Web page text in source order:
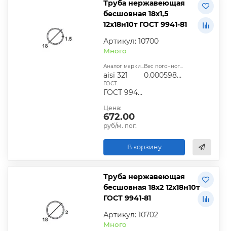
Труба нержавеющая
бесшовная 18х1,5
12х18н10т ГОСТ 9941-81
Артикул: 10700
Много
Аналог марки стали:
aisi 321
Вес погонного метра, т.:
0.0005987025
ГОСТ:
ГОСТ 9940-81, ГОСТ 9941-81, ГОСТ 24030-80, ГОСТ 10498-82
Цена:
672.00
руб/м. пог.
В корзину
Труба нержавеющая
бесшовная 18х2 12х18н10т
ГОСТ 9941-81
Артикул: 10702
Много